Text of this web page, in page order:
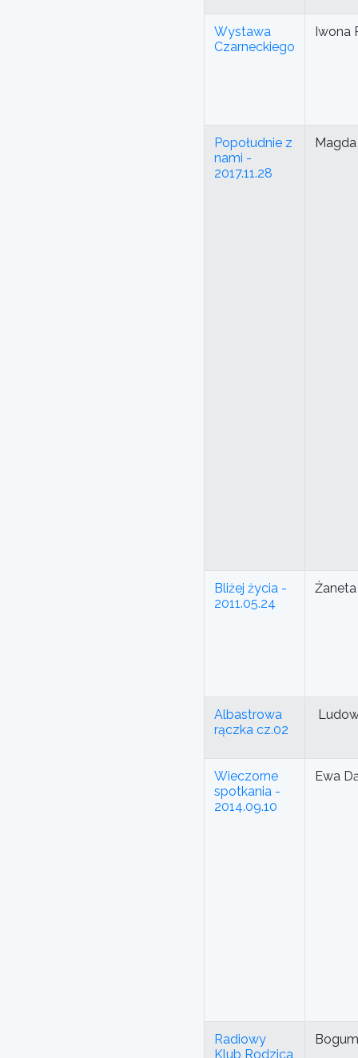
Wystawa
Czarneckiego
Iwona
Popołudnie z
nami -
2017.11.28
Bliżej życia -
2011.05.24
Albastrowa
rączka cz.02
Wieczorne
spotkania -
2014.09.10
Ewa
Radiowy
Klub Rodzica